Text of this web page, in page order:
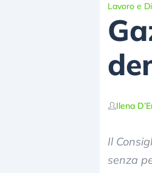
Lavoro e
Ilena
Il
senza